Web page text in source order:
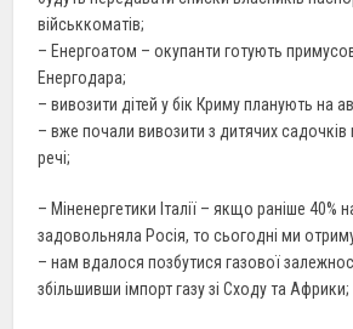
військкоматів;
– Енергоатом – окупанти готують
Енергодара;
– вивозити дітей у бік Криму планують на
– вже почали вивозити з дитячих садочків
речі;
– Міненергетики Італії – якщо раніше 40%
задовольняла Росія, то сьогодні ми
– нам вдалося позбутися газової
збільшивши імпорт газу зі Сходу та Африки;